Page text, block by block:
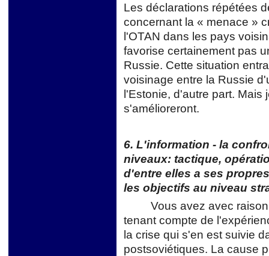
Les déclarations répétées
concernant la « menace »
l'OTAN dans les pays
favorise certainement pas
Russie. Cette situation
voisinage entre la Russie
l'Estonie, d'autre part. Mais
s'amélioreront.
6. L'information - la
niveaux: tactique,
d'entre elles a ses
les objectifs au niveau
Vous avez avec
tenant compte de
la crise qui s'en est suivie
postsoviétiques. La cause